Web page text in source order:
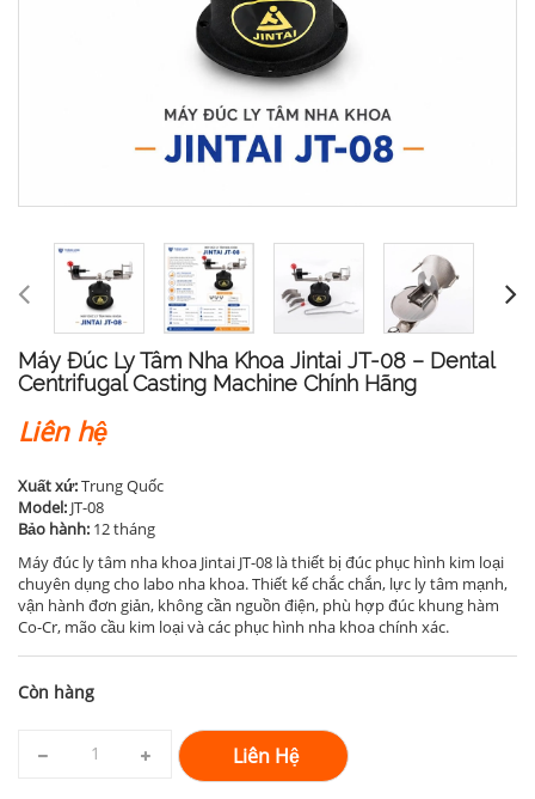
Máy Đúc Ly Tâm Nha Khoa Jintai JT-08 – Dental
Centrifugal Casting Machine Chính Hãng
Liên hệ
Xuất xứ:Trung Quốc
Model: JT-08
Bảo hành: 12 tháng
Máy đúc ly tâm nha khoa Jintai JT-08 là thiết bị đúc phục hình kim loại
chuyên dụng cho labo nha khoa. Thiết kế chắc chắn, lực ly tâm mạnh,
vận hành đơn giản, không cần nguồn điện, phù hợp đúc khung hàm
Co-Cr, mão cầu kim loại và các phục hình nha khoa chính xác.
Còn hàng
Liên Hệ